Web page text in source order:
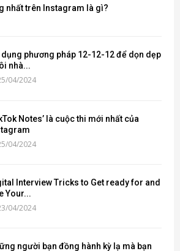
nhất trên Instagram là gì?
dụng phương pháp 12-12-12 để dọn dẹp
nhà...
04/2024
Notes’ là cuộc thi mới nhất của
04/2024
Interview Tricks to Get ready for and
Your...
04/2024
người bạn đồng hành kỳ lạ mà bạn